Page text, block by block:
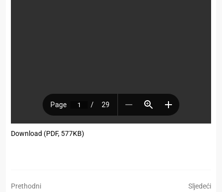
Download (PDF, 577KB)
Prethodni Sljedeći